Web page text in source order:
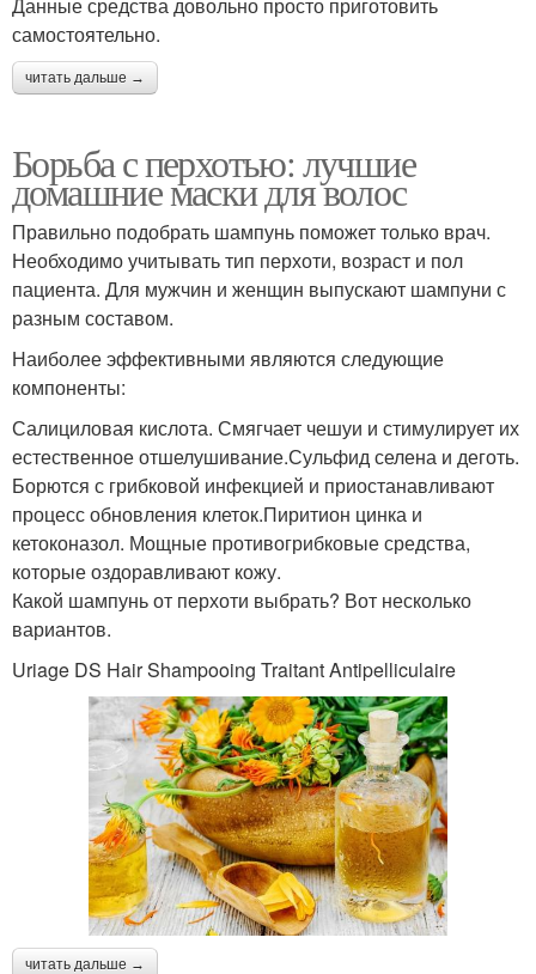
самостоятельно.
читать дальше →
Борьба с перхотью: лучшие
домашние маски для волос
Правильно подобрать шампунь поможет только врач.
Необходимо учитывать тип перхоти, возраст и пол
пациента. Для мужчин и женщин выпускают шампуни с
разным составом.
Наиболее эффективными являются следующие
компоненты:
Салициловая кислота. Смягчает чешуи и стимулирует их
естественное отшелушивание.Сульфид селена и деготь.
Борются с грибковой инфекцией и приостанавливают
процесс обновления клеток.Пиритион цинка и
кетоконазол. Мощные противогрибковые средства,
которые оздоравливают кожу.
Какой шампунь от перхоти выбрать? Вот несколько
вариантов.
Uriage DS Hair Shampooing Traitant Antipelliculaire
читать дальше →